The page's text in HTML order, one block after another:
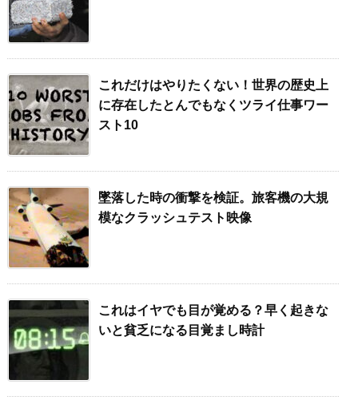
これだけはやりたくない！世界の歴史上
に存在したとんでもなくツライ仕事ワー
スト10
墜落した時の衝撃を検証。旅客機の大規
模なクラッシュテスト映像
これはイヤでも目が覚める？早く起きな
いと貧乏になる目覚まし時計